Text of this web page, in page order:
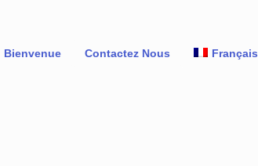
Bienvenue Contactez Nous Français